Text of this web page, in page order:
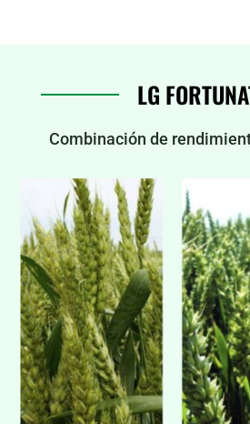
LG
Combinación de